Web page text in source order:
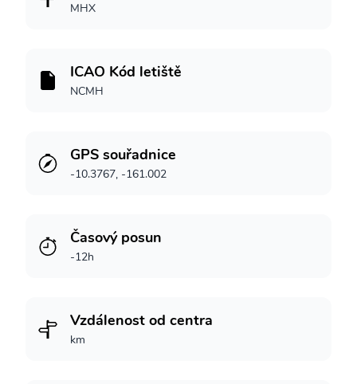
MHX
ICAO Kód letiště
NCMH
GPS souřadnice
-10.3767, -161.002
Časový posun
-12h
Vzdálenost od centra
km